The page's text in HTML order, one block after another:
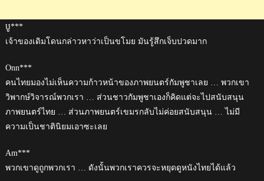
បូ***
เจ้าของเดิมโดนกล่าวหาว่าเป็นขโมย มันรู้สึกเจ็บปวดมาก
Onn***
คนไทยมองไม่เห็นความก้าวหน้าของภาพยนตร์กัมพูชาเลย … พวกเขา
วิพากษ์วิจารณ์พวกเรา … ส่วนชาวกัมพูชาเองก็คิดแต่จะไปสนับสนุน
ภาพยนตร์ไทย … ส่วนภาพยนตร์เขมรกลับไม่ค่อยสนับสนุน … ไม่มี
ความเป็นชาตินิยมเอาซะเลย
Am***
พวกเขาดูถูกพวกเรา … ดังนั้นพวกเราควรจะหยุดดูหนังไทยได้แล้ว